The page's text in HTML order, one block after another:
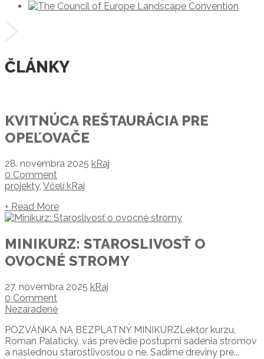
ČLÁNKY
KVITNÚCA REŠTAURÁCIA PRE
OPEĽOVAČE
28. novembra 2025 kRaj
0 Comment
projekty, Včelí kRaj
+ Read More
MINIKURZ: STAROSLIVOSŤ O
OVOCNÉ STROMY
27. novembra 2025 kRaj
0 Comment
Nezaradené
POZVÁNKA NA BEZPLATNÝ MINIKURZLektor kurzu,
Roman Palatický, vás prevedie postupmi sadenia stromov
a následnou starostlivosťou o ne. Sadíme dreviny pre...